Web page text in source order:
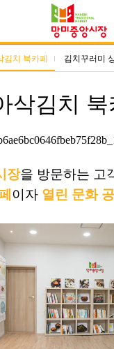
김치 북카페 김치꾸러미
삭김치 북
장을 방문하는 고
이자 열린 문화